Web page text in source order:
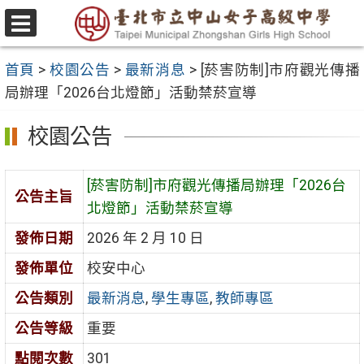
跳
至
要
內
容
區
選
單
首頁 >校園公告 > 最新消息 > [菸害防制]市府觀光傳播
局辦理「2026台北燈節」活動禁菸宣導
校園公告
公告主旨
[菸害防制]市府觀光傳播局辦理「2026台
北燈節」活動禁菸宣導
發佈日期
2026 年 2 月 10 日
發佈單位
校安中心
公告類別
最新消息, 學生專區, 教師專區
公告等級
重要
點閱次數
301